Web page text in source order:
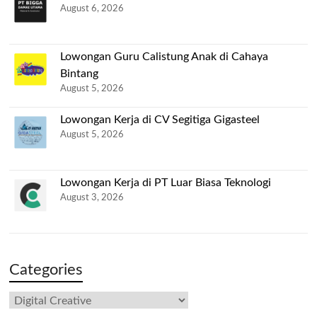
August 6, 2026
Lowongan Guru Calistung Anak di Cahaya
Bintang
August 5, 2026
Lowongan Kerja di CV Segitiga Gigasteel
August 5, 2026
Lowongan Kerja di PT Luar Biasa Teknologi
August 3, 2026
Categories
Categories